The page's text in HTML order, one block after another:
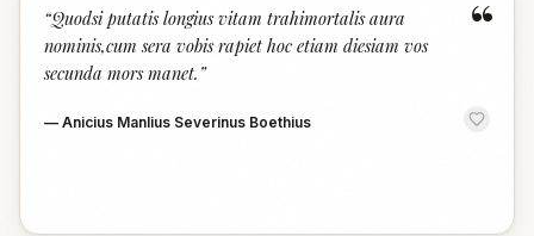
“
“Quodsi putatis longius vitam trahimortalis aura
nominis,cum sera vobis rapiet hoc etiam diesiam vos
secunda mors manet. ”
— Anicius Manlius Severinus Boethius